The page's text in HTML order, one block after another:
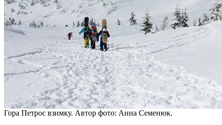
Гора Петрос взимку. Автор фото: Анна Семенюк.